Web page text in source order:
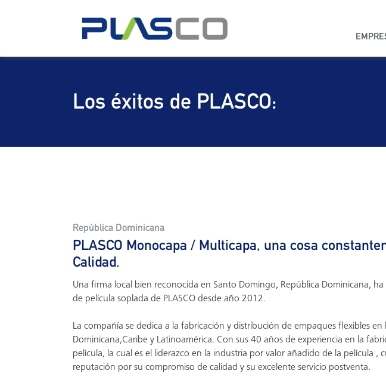
Los éxitos de PLASCO:
República Dominicana
PLASCO Monocapa / Multicapa, una cosa
Calidad.
Una firma local bien reconocida en Santo Domingo, República Dominicana,
de película soplada de PLASCO desde año 2012.
La compañía se dedica a la fabricación y distribución de empaques flexibles en
Dominicana,Caribe y Latinoamérica. Con sus 40 años de experiencia en la
película, la cual es el liderazco en la industria por valor añadido de la película ,
reputación por su compromiso de calidad y su excelente servicio postventa.